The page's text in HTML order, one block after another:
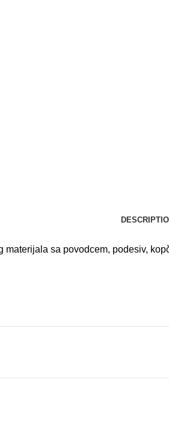
materijala sa povodcem, podesiv,